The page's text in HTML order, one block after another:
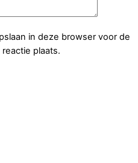
in deze browser voor de
plaats.